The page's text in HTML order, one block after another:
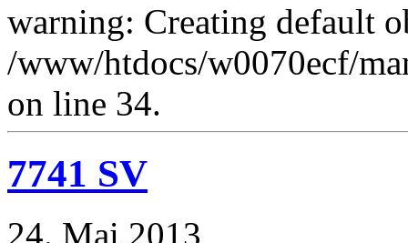
warning: Creating default
/www/htdocs/w0070ecf/
on line 34.
7741 SV
24. Mai 2013